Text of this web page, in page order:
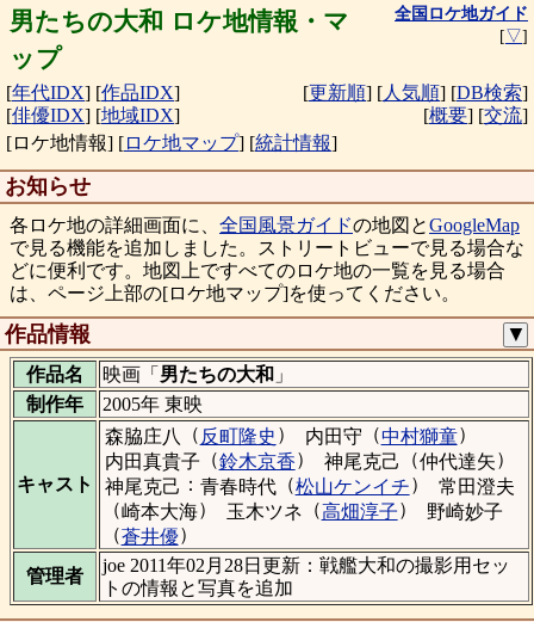
男たちの大和 ロケ地情報・マ
ップ
全国ロケ地ガイド
[▽]
[年代IDX] [作品IDX]
[俳優IDX] [地域IDX]
[更新順] [人気順] [DB検索]
[概要] [交流]
[ロケ地情報] [ロケ地マップ] [統計情報]
お知らせ
各ロケ地の詳細画面に、 全国風景ガイドの地図とGoogleMap
で見る機能を追加しました。ストリートビューで見る場合な
どに便利です。地図上ですべてのロケ地の一覧を見る場合
は、ページ上部の[ロケ地マップ]を使ってください。
作品情報 ▼
作品名 映画「 男たちの大和 」
制作年
2005年 東映
キャスト
森脇庄八 （ 反町隆史 ） 内田守 （中村獅童）
内田真貴子 （鈴木京香） 神尾克己 （仲代達矢）
神尾克己 ： 青春時代 （松山ケンイチ）
常田澄夫
（崎本大海） 玉木ツネ （高畑淳子）
野崎妙子
（蒼井優）
管理者
joe 2011年02月28日更新：戦艦大和の撮影用セッ
トの情報と写真を追加